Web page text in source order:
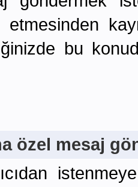
etmesinden
bu
özel mesaj